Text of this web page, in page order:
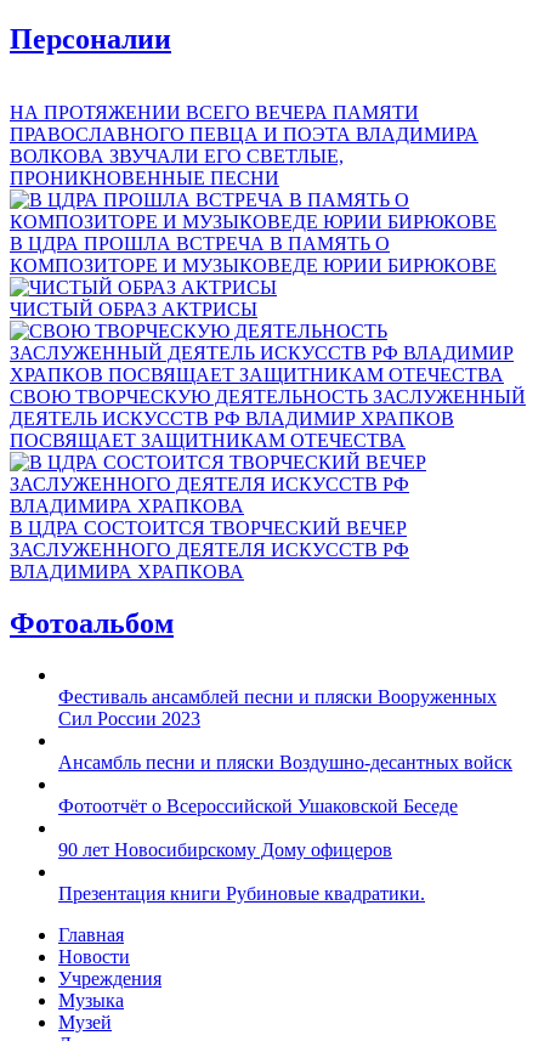
Персоналии
НА ПРОТЯЖЕНИИ ВСЕГО ВЕЧЕРА ПАМЯТИ
ПРАВОСЛАВНОГО ПЕВЦА И ПОЭТА ВЛАДИМИРА
ВОЛКОВА ЗВУЧАЛИ ЕГО СВЕТЛЫЕ,
ПРОНИКНОВЕННЫЕ ПЕСНИ
В ЦДРА ПРОШЛА ВСТРЕЧА В ПАМЯТЬ О
КОМПОЗИТОРЕ И МУЗЫКОВЕДЕ ЮРИИ БИРЮКОВЕ
ЧИСТЫЙ ОБРАЗ АКТРИСЫ
СВОЮ ТВОРЧЕСКУЮ ДЕЯТЕЛЬНОСТЬ ЗАСЛУЖЕННЫЙ
ДЕЯТЕЛЬ ИСКУССТВ РФ ВЛАДИМИР ХРАПКОВ
ПОСВЯЩАЕТ ЗАЩИТНИКАМ ОТЕЧЕСТВА
В ЦДРА СОСТОИТСЯ ТВОРЧЕСКИЙ ВЕЧЕР
ЗАСЛУЖЕННОГО ДЕЯТЕЛЯ ИСКУССТВ РФ
ВЛАДИМИРА ХРАПКОВА
Фотоальбом
Фестиваль ансамблей песни и пляски Вооруженных
Сил России 2023
Ансамбль песни и пляски Воздушно-десантных войск
Фотоотчёт о Всероссийской Ушаковской Беседе
90 лет Новосибирскому Дому офицеров
Презентация книги Рубиновые квадратики.
Главная
Новости
Учреждения
Музыка
Музей